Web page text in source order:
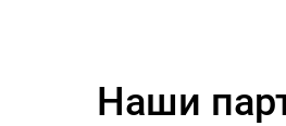
Наши